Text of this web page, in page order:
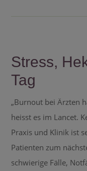
Stress,
Tag
„Burnout bei Ärzten
heisst es im Lancet.
Praxis und Klinik ist
Patienten zum
schwierige Fälle,